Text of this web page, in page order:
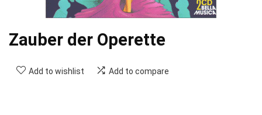
Zauber der Operette
Add to wishlist Add to compare